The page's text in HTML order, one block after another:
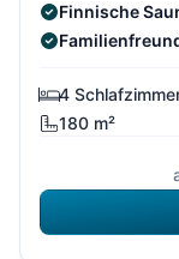
Finnische
4
180 m²